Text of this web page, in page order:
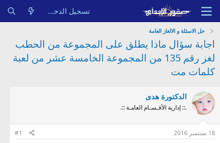
تسجيل الدخول
حل الاسئلة و الالغاز العامة
اجابة سؤال ماذا يطلق على المجموعة من الحطب
لغز رقم 135 من المجموعة الخامسة عشر من لعبة
كلمات مت
الدكتورة هدى
.:: إدارية الأقـسـام العامـة ::.
18 سبتمبر 2016 #1